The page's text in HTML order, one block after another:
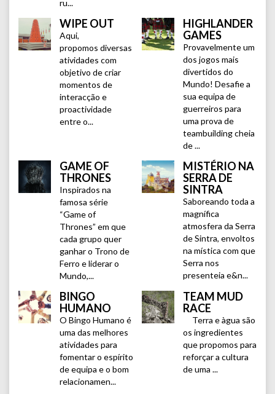
ru...
WIPE OUT
Aqui,
propomos diversas
atividades com
objetivo de criar
momentos de
interacção e
proactividade
entre o...
HIGHLANDER
GAMES
Provavelmente um
dos jogos mais
divertidos do
Mundo! Desafie a
sua equipa de
guerreiros para
uma prova de
teambuilding cheia
de ...
GAME OF
THRONES
Inspirados na
famosa série
“Game of
Thrones” em que
cada grupo quer
ganhar o Trono de
Ferro e liderar o
Mundo,...
MISTÉRIO NA
SERRA DE
SINTRA
Saboreando toda a
magnífica
atmosfera da Serra
de Sintra, envoltos
na mística com que
Serra nos
presenteia e&n...
BINGO
HUMANO
O Bingo Humano é
uma das melhores
atividades para
fomentar o espírito
de equipa e o bom
relacionamen...
TEAM MUD
RACE
Terra e àgua são
os ingredientes
que propomos para
reforçar a cultura
de uma ...